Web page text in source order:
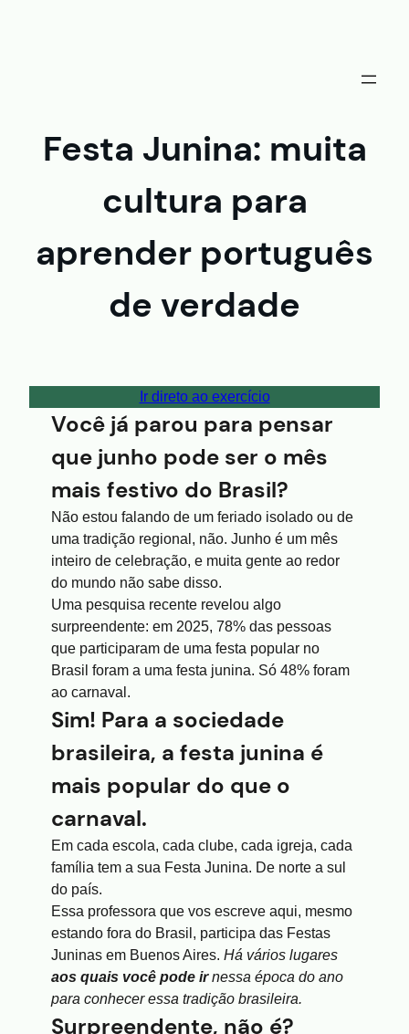
Festa Junina: muita
cultura para
aprender português
de verdade
Ir direto ao exercício
Você já parou para pensar
que junho pode ser o mês
mais festivo do Brasil?
Não estou falando de um feriado isolado ou de
uma tradição regional, não. Junho é um mês
inteiro de celebração, e muita gente ao redor
do mundo não sabe disso.
Uma pesquisa recente revelou algo
surpreendente: em 2025, 78% das pessoas
que participaram de uma festa popular no
Brasil foram a uma festa junina. Só 48% foram
ao carnaval.
Sim! Para a sociedade
brasileira, a festa junina é
mais popular do que o
carnaval.
Em cada escola, cada clube, cada igreja, cada
família tem a sua Festa Junina. De norte a sul
do país.
Essa professora que vos escreve aqui, mesmo
estando fora do Brasil, participa das Festas
Juninas em Buenos Aires. Há vários lugares
aos quais você pode irnessa época do ano
para conhecer essa tradição brasileira.
Surpreendente, não é?